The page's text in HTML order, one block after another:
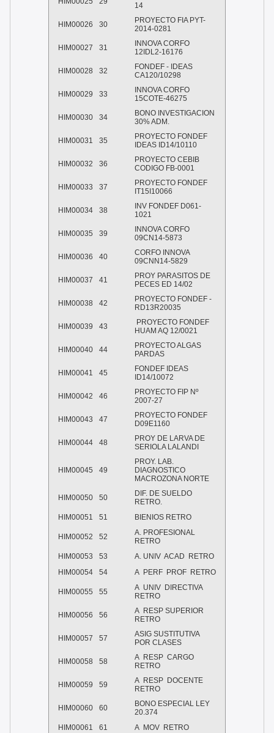
14
HIM00026 30
PROYECTO FIA PYT-
2014-0281
HIM00027 31
INNOVA CORFO
12IDL2-16176
HIM00028 32
FONDEF - IDEAS
CA120/10298
HIM00029 33
INNOVA CORFO
15COTE-46275
HIM00030 34
BONO INVESTIGACION
30% ADM.
HIM00031 35
PROYECTO FONDEF
IDEAS ID14/10110
HIM00032 36
PROYECTO CEBIB
CODIGO FB-0001
HIM00033 37
PROYECTO FONDEF
IT15I10066
HIM00034 38
INV FONDEF D061-
1021
HIM00035 39
INNOVA CORFO
09CN14-5873
HIM00036 40
CORFO INNOVA
09CNN14-5829
HIM00037 41
PROY PARASITOS DE
PECES ED 14/02
HIM00038 42
PROYECTO FONDEF -
RD13R20035
HIM00039 43
PROYECTO FONDEF
HUAM AQ 12/0021
HIM00040 44
PROYECTO ALGAS
PARDAS
HIM00041 45
FONDEF IDEAS
ID14/10072
HIM00042 46
PROYECTO FIP Nº
2007-27
HIM00043 47
PROYECTO FONDEF
D09E1160
HIM00044 48
PROY DE LARVA DE
SERIOLA LALANDI
HIM00045 49
PROY. LAB.
DIAGNOSTICO
MACROZONA NORTE
HIM00050 50
DIF. DE SUELDO
RETRO.
HIM00051
51 BIENIOS RETRO
HIM00052 52
A. PROFESIONAL
RETRO
HIM00053
53 A. UNIV ACAD
RETRO
HIM00054
54 A PERF PROF RETRO
HIM00055 55 A UNIV DIRECTIVA
RETRO
HIM00056 56 A RESP SUPERIOR
RETRO
HIM00057 57
ASIG SUSTITUTIVA
POR CLASES
HIM00058 58 A RESP CARGO
RETRO
HIM00059 59 A RESP DOCENTE
RETRO
HIM00060 60
BONO ESPECIAL LEY
20.374
HIM00061
61 A MOV RETRO